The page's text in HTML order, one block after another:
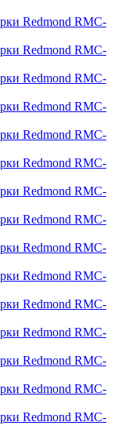
Redmond RMC-
Redmond RMC-
Redmond RMC-
Redmond RMC-
Redmond RMC-
Redmond RMC-
Redmond RMC-
Redmond RMC-
Redmond RMC-
Redmond RMC-
Redmond RMC-
Redmond RMC-
Redmond RMC-
Redmond RMC-
Redmond RMC-